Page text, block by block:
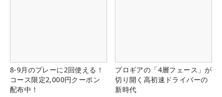
8-9月のプレーに2回使える！
コース限定2,000円クーポン
配布中！
プロギアの「4層フェース」が
切り開く高初速ドライバーの
新時代